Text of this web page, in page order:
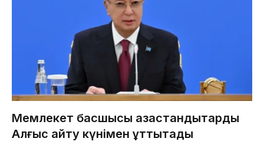
Мемлекет басшысы қазақстандықтарды
Алғыс айту күнімен құттықтады